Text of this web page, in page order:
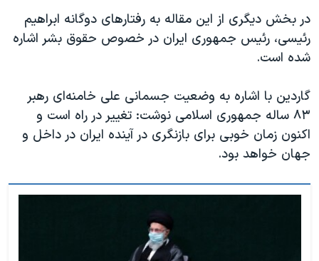
در بخش دیگری از این مقاله به رفتار‌های دوگانه ابراهیم
رئیسی، رئیس جمهوری ایران در خصوص حقوق بشر اشاره
شده است.
گاردین با اشاره به وضعیت جسمانی علی خامنه‌ای رهبر
۸۳ ساله جمهوری اسلامی نوشت: تغییر در راه است و
اکنون زمان خوبی برای بازنگری در آینده ایران در داخل و
جهان خواهد بود.